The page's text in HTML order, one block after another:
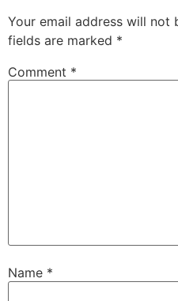
Your email address will not
fields are marked *
Comment *
Name *